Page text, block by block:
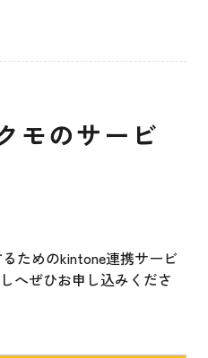
モのサービ
ためのkintone連携サービ
へぜひお申し込みくださ